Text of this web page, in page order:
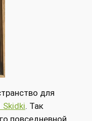
для
Skidki. Так